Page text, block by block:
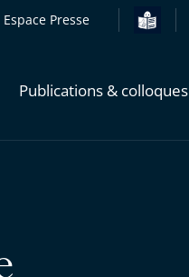
Espace Presse
Publications & colloques